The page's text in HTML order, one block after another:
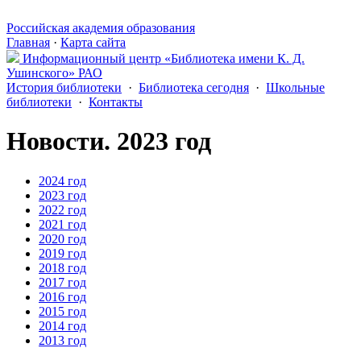
Российская академия образования
Главная · Карта сайта
Информационный центр «Библиотека имени К. Д.
Ушинского» РАО
История библиотеки · Библиотека сегодня · Школьные
библиотеки · Контакты
Новости. 2023 год
2024 год
2023 год
2022 год
2021 год
2020 год
2019 год
2018 год
2017 год
2016 год
2015 год
2014 год
2013 год